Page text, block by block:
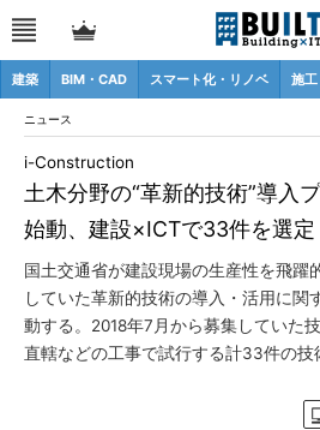
建築 BIM・CAD スマート化・リノベ 施
ニュース
土木分野の“革新的技術”導入
始動、建設×ICTで33件を選定
i-Construction
国土交通省が建設現場の生産性を飛躍
していた革新的技術の導入・活用に関
動する。2018年7月から募集していた
直轄などの工事で試行する計33件の技